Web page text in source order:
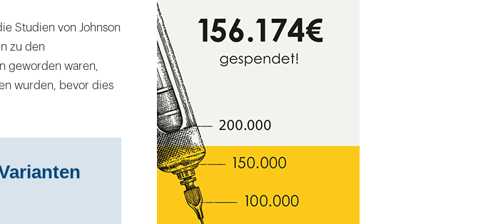
Studien von Johnson
zu den
geworden waren,
wurden, bevor dies